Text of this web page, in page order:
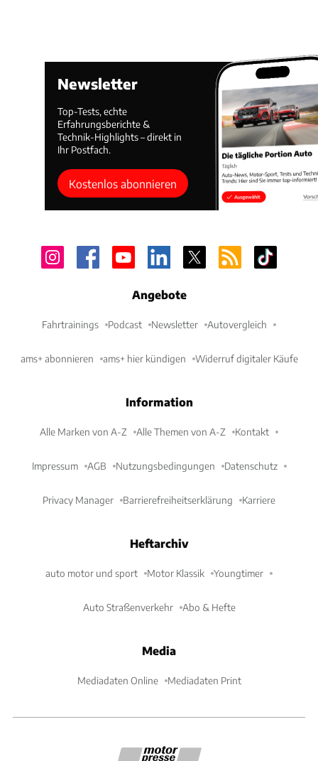
Newsletter
Top-Tests, echte
Erfahrungsberichte &
Technik-Highlights – direkt in
Ihr Postfach.
Kostenlos abonnieren
Angebote
Fahrtrainings Podcast Newsletter Autovergleich
ams+ abonnieren ams+ hier kündigen Widerruf digitaler Käufe
Information
Alle Marken von A-Z Alle Themen von A-Z Kontakt
Impressum AGB Nutzungsbedingungen Datenschutz
Privacy Manager Barrierefreiheitserklärung Karriere
Heftarchiv
auto motor und sport Motor Klassik Youngtimer
Auto Straßenverkehr Abo & Hefte
Media
Mediadaten Online Mediadaten Print